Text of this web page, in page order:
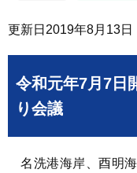
更新日 2019年8月13日
令和元年7月7日
り会議
名洗港海岸、酉明